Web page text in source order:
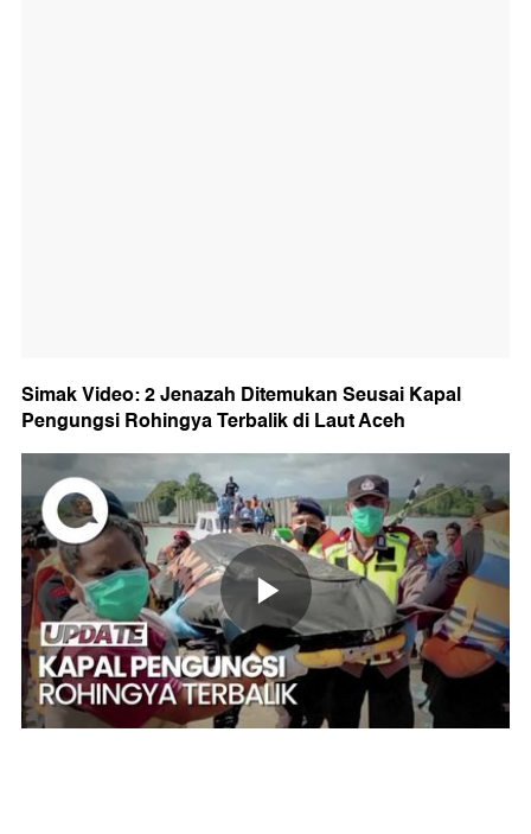
Simak Video: 2 Jenazah Ditemukan Seusai Kapal
Pengungsi Rohingya Terbalik di Laut Aceh